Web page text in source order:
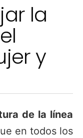
la
y
de la línea
en todos los